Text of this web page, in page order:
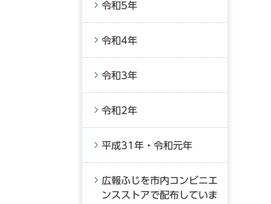
令和5年
令和4年
令和3年
令和2年
平成31年・令和元年
広報ふじを市内コンビニエ
ンスストアで配布していま